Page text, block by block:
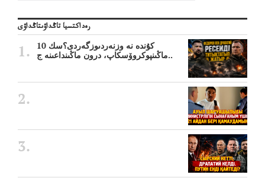
رەداكتسيا تاڭداۋىتاڭداۋى
10 كۇندە نە وزنەردىوزگەردى؟سك
ماڭىنپوكروۆسكاپ، درون ماڭىنداعىنە ج..